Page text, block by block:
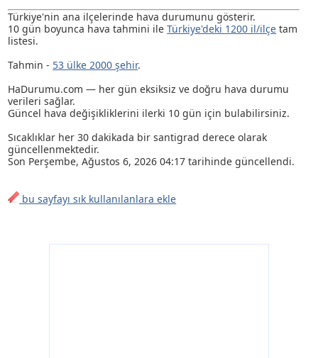
Türkiye'nin ana ilçelerinde hava durumunu gösterir.
10 gün boyunca hava tahmini ileTürkiye'deki 1200 il/ilçe tam
listesi.
Tahmin - 53 ülke 2000 şehir.
HaDurumu.com — her gün eksiksiz ve doğru hava durumu
verileri sağlar.
Güncel hava değişikliklerini ilerki 10 gün için bulabilirsiniz.
Sıcaklıklar her 30 dakikada bir santigrad derece olarak
güncellenmektedir.
Son Perşembe, Ağustos 6, 2026 04:17 tarihinde güncellendi.
bu sayfayı sık kullanılanlara ekle